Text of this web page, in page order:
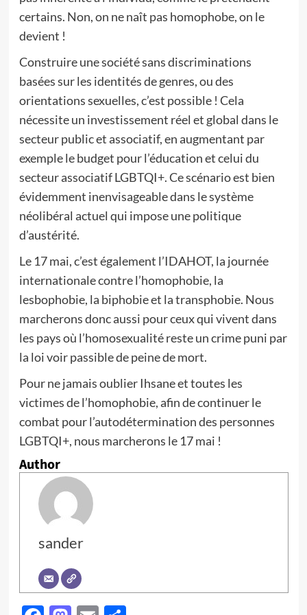
certains. Non, on ne naît pas homophobe, on le
devient !
Construire une société sans discriminations
basées sur les identités de genres, ou des
orientations sexuelles, c’est possible ! Cela
nécessite un investissement réel et global dans le
secteur public et associatif, en augmentant par
exemple le budget pour l’éducation et celui du
secteur associatif LGBTQI+. Ce scénario est bien
évidemment inenvisageable dans le système
néolibéral actuel qui impose une politique
d’austérité.
Le 17 mai, c’est également l’IDAHOT, la journée
internationale contre l’homophobie, la
lesbophobie, la biphobie et la transphobie. Nous
marcherons donc aussi pour ceux qui vivent dans
les pays où l’homosexualité reste un crime puni par
la loi voir passible de peine de mort.
Pour ne jamais oublier Ihsane et toutes les
victimes de l’homophobie, afin de continuer le
combat pour l’autodétermination des personnes
LGBTQI+, nous marcherons le 17 mai !
Author
sander